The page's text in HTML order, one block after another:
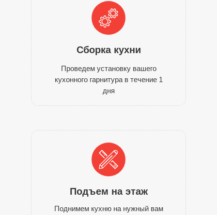
Сборка кухни
Проведем установку вашего
кухонного гарнитура в течение 1
дня
Подъем на этаж
Поднимем кухню на нужный вам